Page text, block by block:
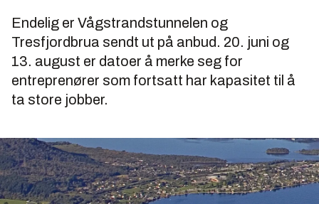
Endelig er Vågstrandstunnelen og
Tresfjordbrua sendt ut på anbud. 20. juni og
13. august er datoer å merke seg for
entreprenører som fortsatt har kapasitet til å
ta store jobber.